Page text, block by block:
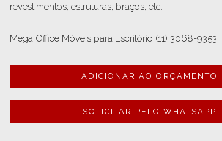
revestimentos, estruturas, braços, etc.
ADICIONAR AO ORÇAMENTO
SOLICITAR PELO WHATSAPP